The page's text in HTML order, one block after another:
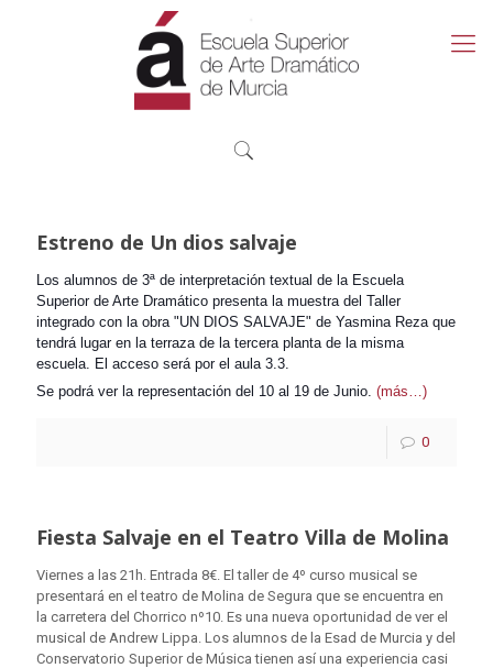
Estreno de Un dios salvaje
Los alumnos de 3ª de interpretación textual de la Escuela
Superior de Arte Dramático presenta la muestra del Taller
integrado con la obra "UN DIOS SALVAJE" de Yasmina Reza que
tendrá lugar en la terraza de la tercera planta de la misma
escuela. El acceso será por el aula 3.3.
Se podrá ver la representación del 10 al 19 de Junio. (más…)
0
Fiesta Salvaje en el Teatro Villa de Molina
Viernes a las 21h. Entrada 8€. El taller de 4º curso musical se
presentará en el teatro de Molina de Segura que se encuentra en
la carretera del Chorrico nº10. Es una nueva oportunidad de ver el
musical de Andrew Lippa. Los alumnos de la Esad de Murcia y del
Conservatorio Superior de Música tienen así una experiencia casi